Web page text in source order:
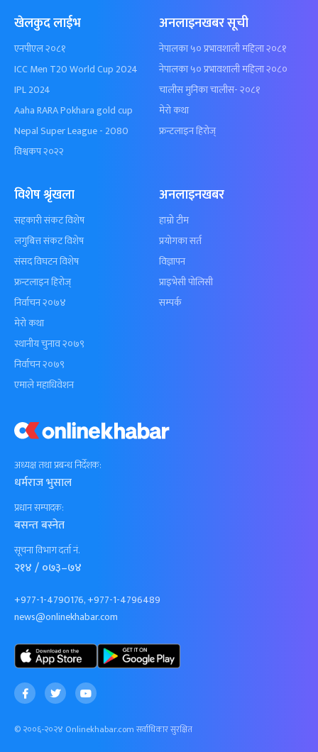
अध्यक्ष तथा प्रबन्ध निर्देशक:
धर्मराज भुसाल
प्रधान सम्पादक:
बसन्त बस्नेत
सूचना विभाग दर्ता नं.
२१४ / ०७३–७४
+977-1-4790176, +977-1-4796489
news@onlinekhabar.com
© २००६-२०२४ Onlinekhabar.com सर्वाधिकार सुरक्षित
खेलकुद लाईभ
एनपीएल २०८१
ICC Men T20 World Cup 2024
IPL 2024
Aaha RARA Pokhara gold cup
Nepal Super League - 2080
विश्वकप २०२२
अनलाइनखबर सूची
नेपालका ५० प्रभावशाली महिला २०८१
नेपालका ५० प्रभावशाली महिला २०८०
चालीस मुनिका चालीस- २०८१
मेरो कथा
फ्रन्टलाइन हिरोज्
विशेष श्रृंखला
सहकारी संकट विशेष
लगुबित्त संकट विशेष
संसद विघटन विशेष
फ्रन्टलाइन हिरोज्
निर्वाचन २०७४
मेरो कथा
स्थानीय चुनाव २०७९
निर्वाचन २०७९
एमाले महाधिवेशन
अनलाइनखबर
हाम्रो टीम
प्रयोगका सर्त
विज्ञापन
प्राइभेसी पोलिसी
सम्पर्क